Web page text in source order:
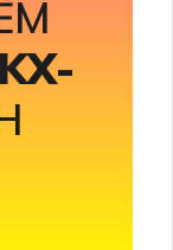
KX-